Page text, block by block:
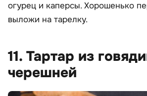
огурец и каперсы. Хорошенько
выложи на тарелку.
11. Тартар из
черешней